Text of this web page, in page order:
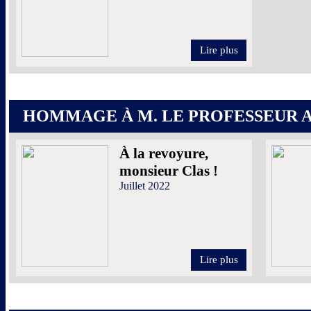
Lire plus
HOMMAGE À M. LE PROFESSEUR
À la revoyure,
monsieur Clas !
Juillet 2022
Lire plus